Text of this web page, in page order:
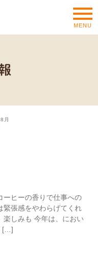
MENU
8月
ヒーの香りで仕事への
緊張感をやわらげてくれ
しみも 今年は、におい
[…]